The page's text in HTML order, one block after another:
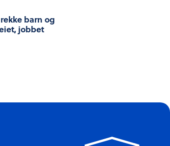
barn og
jobbet